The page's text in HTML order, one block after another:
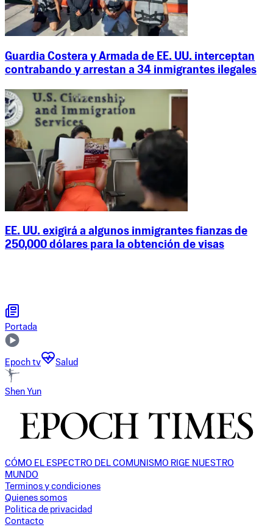
Guardia Costera y Armada de EE. UU. interceptan
contrabando y arrestan a 34 inmigrantes ilegales
EE. UU. exigirá a algunos inmigrantes fianzas de
250,000 dólares para la obtención de visas
Portada
Epoch tv Salud
Shen Yun
CÓMO EL ESPECTRO DEL COMUNISMO RIGE NUESTRO
MUNDO
Terminos y condiciones
Quienes somos
Politica de privacidad
Contacto